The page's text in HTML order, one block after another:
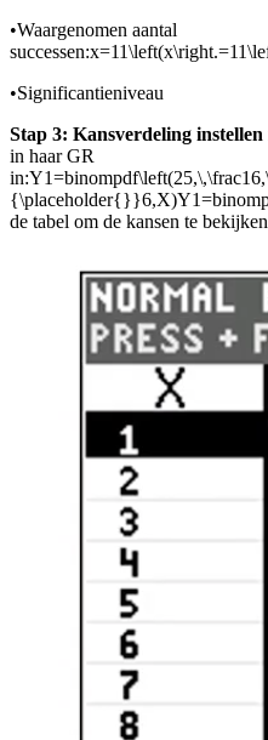
•Waargenomen aantal
successen:
•Significantieniveau
Stap 3: Kansverdeling instellen
in haar GR
in:
de tabel om de kansen te